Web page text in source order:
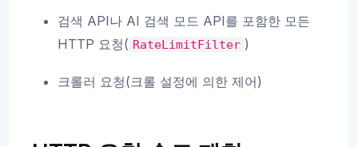
검색 API나 AI 검색 모드 API를 포함한 모든
HTTP 요청( RateLimitFilter )
크롤러 요청(크롤 설정에 의한 제어)